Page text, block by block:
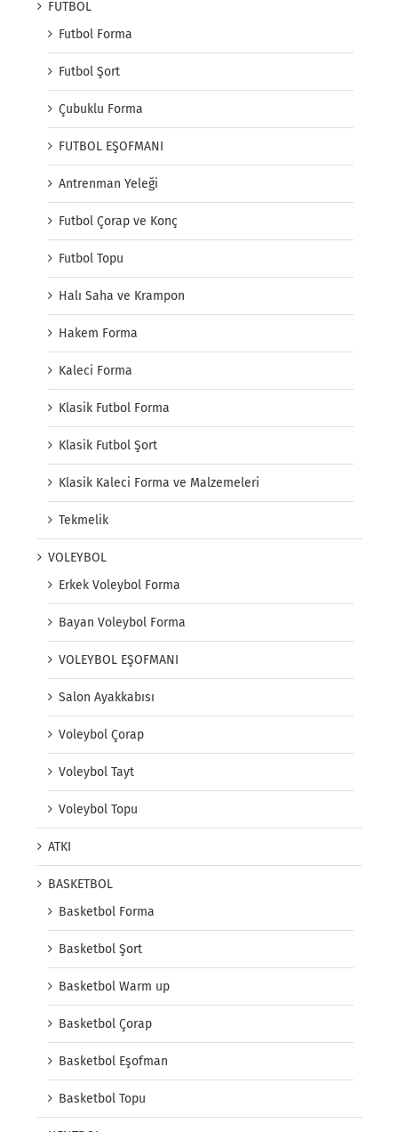
FUTBOL
Futbol Forma
Futbol Şort
Çubuklu Forma
FUTBOL EŞOFMANI
Antrenman Yeleği
Futbol Çorap ve Konç
Futbol Topu
Halı Saha ve Krampon
Hakem Forma
Kaleci Forma
Klasik Futbol Forma
Klasik Futbol Şort
Klasik Kaleci Forma ve Malzemeleri
Tekmelik
VOLEYBOL
Erkek Voleybol Forma
Bayan Voleybol Forma
VOLEYBOL EŞOFMANI
Salon Ayakkabısı
Voleybol Çorap
Voleybol Tayt
Voleybol Topu
ATKI
BASKETBOL
Basketbol Forma
Basketbol Şort
Basketbol Warm up
Basketbol Çorap
Basketbol Eşofman
Basketbol Topu